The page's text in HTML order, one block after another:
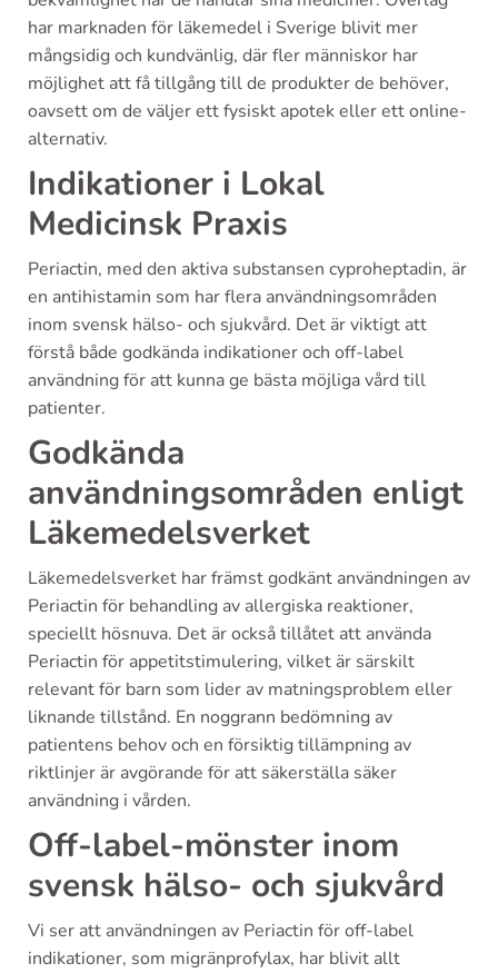
har marknaden för läkemedel i Sverige blivit mer
mångsidig och kundvänlig, där fler människor har
möjlighet att få tillgång till de produkter de behöver,
oavsett om de väljer ett fysiskt apotek eller ett online-
alternativ.
Indikationer i Lokal
Medicinsk Praxis
Periactin, med den aktiva substansen cyproheptadin, är
en antihistamin som har flera användningsområden
inom svensk hälso- och sjukvård. Det är viktigt att
förstå både godkända indikationer och off-label
användning för att kunna ge bästa möjliga vård till
patienter.
Godkända
användningsområden enligt
Läkemedelsverket
Läkemedelsverket har främst godkänt användningen av
Periactin för behandling av allergiska reaktioner,
speciellt hösnuva. Det är också tillåtet att använda
Periactin för appetitstimulering, vilket är särskilt
relevant för barn som lider av matningsproblem eller
liknande tillstånd. En noggrann bedömning av
patientens behov och en försiktig tillämpning av
riktlinjer är avgörande för att säkerställa säker
användning i vården.
Off-label-mönster inom
svensk hälso- och sjukvård
Vi ser att användningen av Periactin för off-label
indikationer, som migränprofylax, har blivit allt